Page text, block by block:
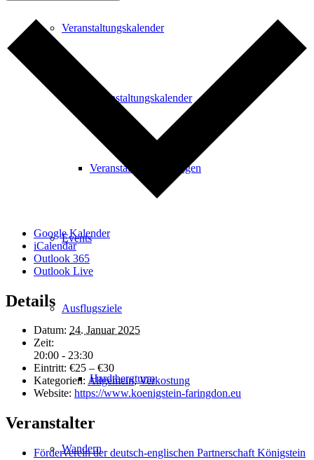
Veranstaltungskalender
Veranstaltungskalender
Veranstaltung beantragen
Events
Ausflugsziele
Hardtbergturm
Wandern
Google Kalender
iCalendar
Outlook 365
Outlook Live
Details
Datum: 24. Januar 2025
Zeit:
20:00 - 23:30
Eintritt: €25 – €30
Kategorien: Allgemein,Verkostung
Website: https://www.koenigstein-faringdon.eu
Veranstalter
Förderverein der deutsch-englischen Partnerschaft Königstein